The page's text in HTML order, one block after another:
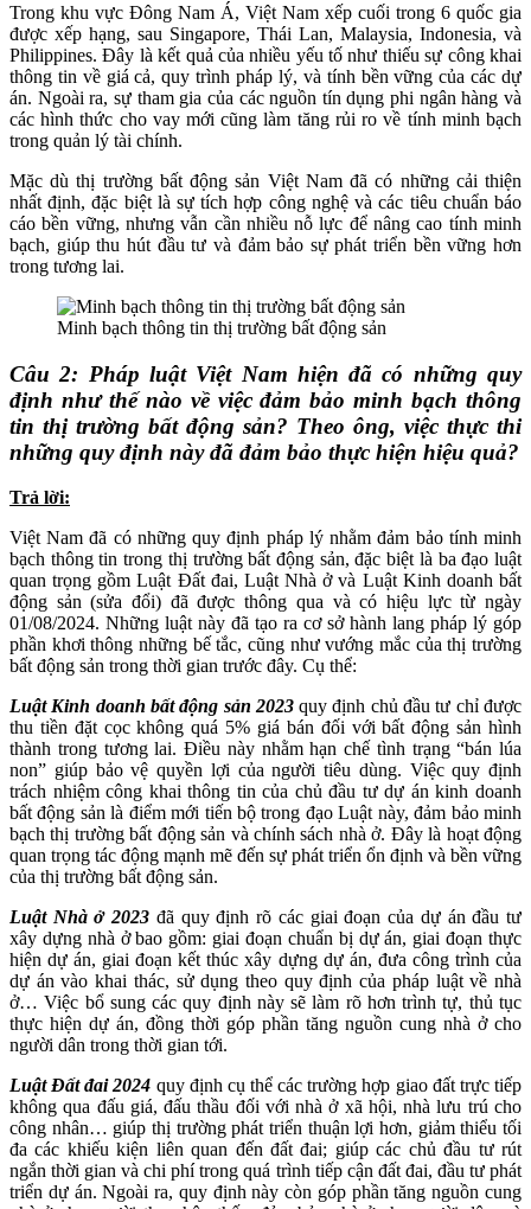
Trong khu vực Đông Nam Á, Việt Nam xếp cuối trong 6 quốc gia
được xếp hạng, sau Singapore, Thái Lan, Malaysia, Indonesia, và
Philippines. Đây là kết quả của nhiều yếu tố như thiếu sự công khai
thông tin về giá cả, quy trình pháp lý, và tính bền vững của các dự
án. Ngoài ra, sự tham gia của các nguồn tín dụng phi ngân hàng và
các hình thức cho vay mới cũng làm tăng rủi ro về tính minh bạch
trong quản lý tài chính.
Mặc dù thị trường bất động sản Việt Nam đã có những cải thiện
nhất định, đặc biệt là sự tích hợp công nghệ và các tiêu chuẩn báo
cáo bền vững, nhưng vẫn cần nhiều nỗ lực để nâng cao tính minh
bạch, giúp thu hút đầu tư và đảm bảo sự phát triển bền vững hơn
trong tương lai. ​
Minh bạch thông tin thị trường bất động sản
Câu 2: Pháp luật Việt Nam hiện đã có những quy
định như thế nào về việc đảm bảo minh bạch thông
tin thị trường bất động sản? Theo ông, việc thực thi
những quy định này đã đảm bảo thực hiện hiệu quả?
Trả lời:
Việt Nam đã có những quy định pháp lý nhằm đảm bảo tính minh
bạch thông tin trong thị trường bất động sản, đặc biệt là ba đạo luật
quan trọng gồm Luật Đất đai, Luật Nhà ở và Luật Kinh doanh bất
động sản (sửa đổi) đã được thông qua và có hiệu lực từ ngày
01/08/2024. Những luật này đã tạo ra cơ sở hành lang pháp lý góp
phần khơi thông những bế tắc, cũng như vướng mắc của thị trường
bất động sản trong thời gian trước đây. Cụ thể:
Luật Kinh doanh bất động sản 2023quy định chủ đầu tư chỉ được
thu tiền đặt cọc không quá 5% giá bán đối với bất động sản hình
thành trong tương lai. Điều này nhằm hạn chế tình trạng “bán lúa
non” giúp bảo vệ quyền lợi của người tiêu dùng. Việc quy định
trách nhiệm công khai thông tin của chủ đầu tư dự án kinh doanh
bất động sản là điểm mới tiến bộ trong đạo Luật này, đảm bảo minh
bạch thị trường bất động sản và chính sách nhà ở. Đây là hoạt động
quan trọng tác động mạnh mẽ đến sự phát triển ổn định và bền vững
của thị trường bất động sản.
Luật Nhà ở 2023 đã quy định rõ các giai đoạn của dự án đầu tư
xây dựng nhà ở bao gồm: giai đoạn chuẩn bị dự án, giai đoạn thực
hiện dự án, giai đoạn kết thúc xây dựng dự án, đưa công trình của
dự án vào khai thác, sử dụng theo quy định của pháp luật về nhà
ở… Việc bổ sung các quy định này sẽ làm rõ hơn trình tự, thủ tục
thực hiện dự án, đồng thời góp phần tăng nguồn cung nhà ở cho
người dân trong thời gian tới.
Luật Đất đai 2024 quy định cụ thể các trường hợp giao đất trực tiếp
không qua đấu giá, đấu thầu đối với nhà ở xã hội, nhà lưu trú cho
công nhân… giúp thị trường phát triển thuận lợi hơn, giảm thiểu tối
đa các khiếu kiện liên quan đến đất đai; giúp các chủ đầu tư rút
ngắn thời gian và chi phí trong quá trình tiếp cận đất đai, đầu tư phát
triển dự án. Ngoài ra, quy định này còn góp phần tăng nguồn cung